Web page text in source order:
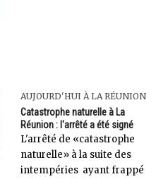
AUJOURD'HUI À LA RÉUNION
Catastrophe naturelle à La
Réunion : l'arrêté a été signé
L'arrêté de «catastrophe
naturelle» à la suite des
intempéries ayant frappé